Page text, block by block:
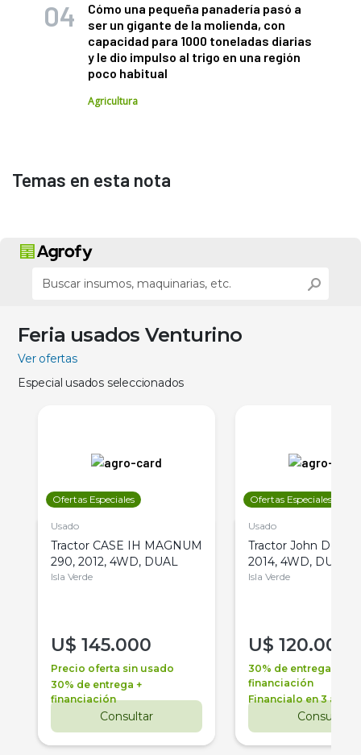
Cómo una pequeña panadería pasó a
ser un gigante de la molienda, con
capacidad para 1000 toneladas diarias
y le dio impulso al trigo en una región
poco habitual
Agricultura
Temas en esta nota
Feria usados Venturino
Ver ofertas
Especial usados seleccionados
Ofertas Especiales
Usado
Tractor CASE IH MAGNUM
290, 2012, 4WD, DUAL
Isla Verde
U$ 145.000
Precio oferta sin usado
30% de entrega +
financiación
Consultar
Ofertas Especiales
Usado
Tractor John Deere
2014, 4WD, DUAL
Isla Verde
U$ 120.000
30% de entrega +
financiación
Financialo en 3 años
Consultar